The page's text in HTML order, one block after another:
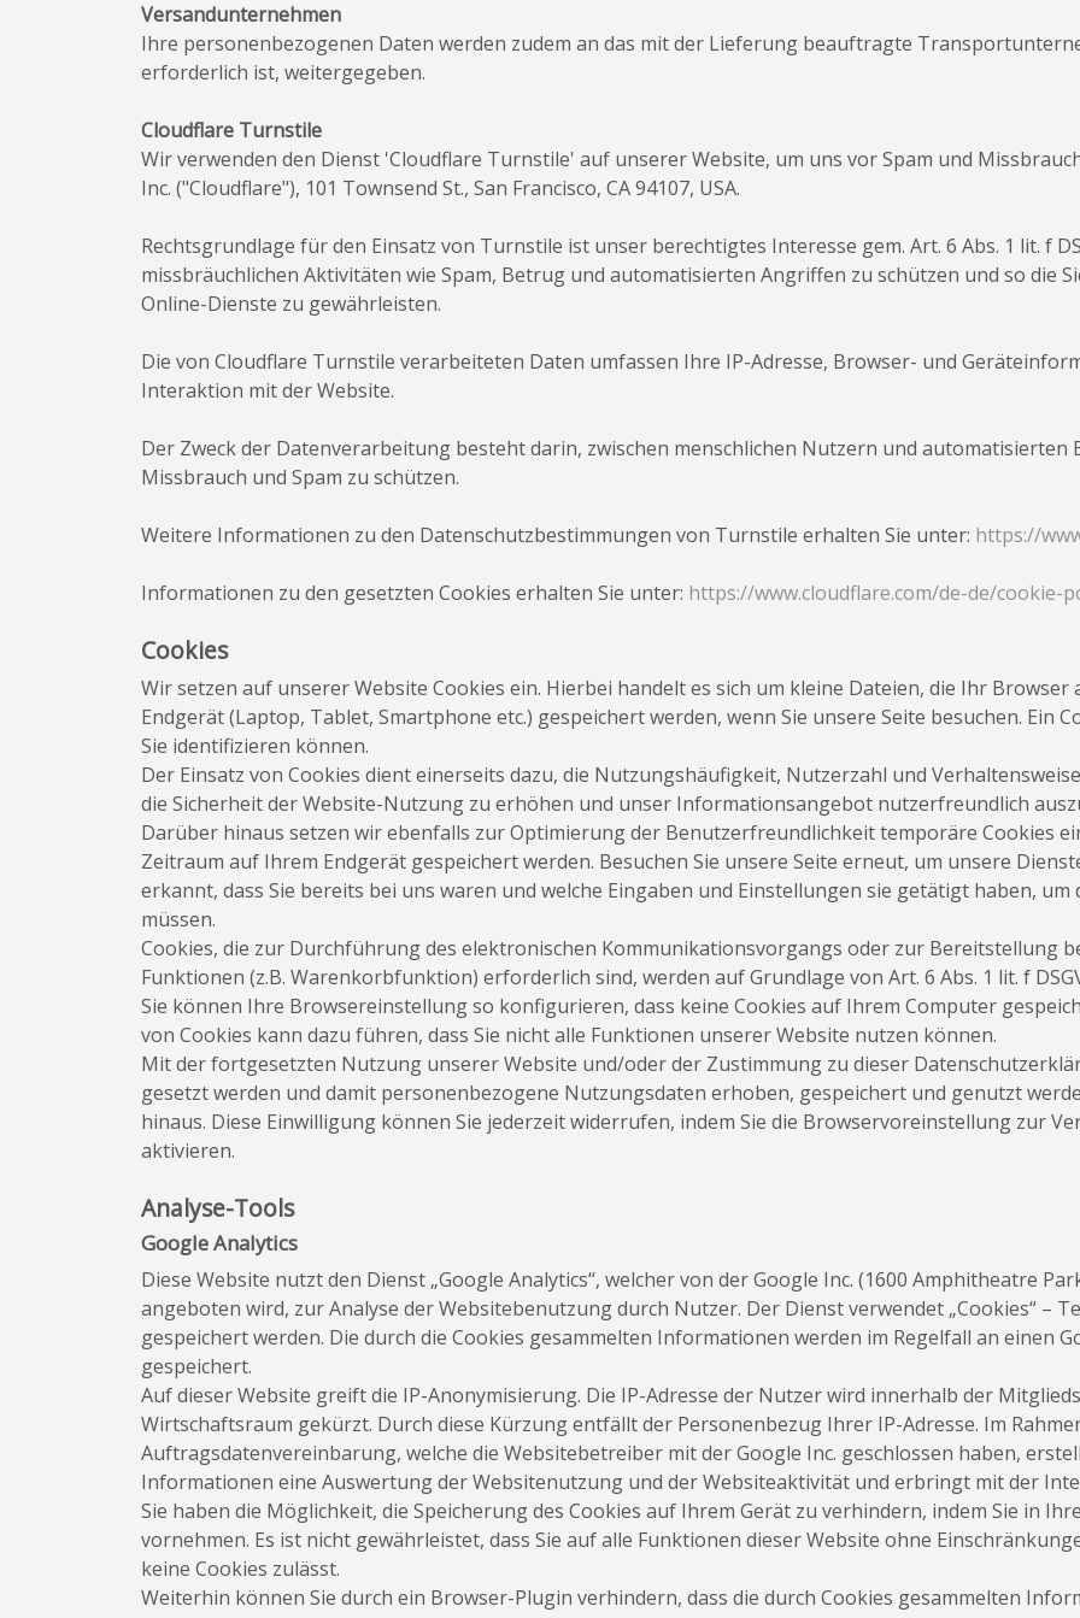
Versandunternehmen
Ihre personenbezogenen Daten werden zudem an das mit der Lieferung beauftragte
erforderlich ist, weitergegeben.
Cloudflare Turnstile
Wir verwenden den Dienst 'Cloudflare Turnstile' auf unserer Website, um uns vor Spam und
Inc. ("Cloudflare"), 101 Townsend St., San Francisco, CA 94107, USA.
Rechtsgrundlage für den Einsatz von Turnstile ist unser berechtigtes Interesse gem. Art. 6 Abs. 1 lit. f
missbräuchlichen Aktivitäten wie Spam, Betrug und automatisierten Angriffen zu schützen und so die
Online-Dienste zu gewährleisten.
Die von Cloudflare Turnstile verarbeiteten Daten umfassen Ihre IP-Adresse, Browser- und
Interaktion mit der Website.
Der Zweck der Datenverarbeitung besteht darin, zwischen menschlichen Nutzern und automatisierten
Missbrauch und Spam zu schützen.
Weitere Informationen zu den Datenschutzbestimmungen von Turnstile erhalten Sie unter: https://
Informationen zu den gesetzten Cookies erhalten Sie unter: https://www.cloudflare.com/de-de/cookie-
Cookies
Wir setzen auf unserer Website Cookies ein. Hierbei handelt es sich um kleine Dateien, die Ihr
Endgerät (Laptop, Tablet, Smartphone etc.) gespeichert werden, wenn Sie unsere Seite besuchen. Ein
Sie identifizieren können.
Der Einsatz von Cookies dient einerseits dazu, die Nutzungshäufigkeit, Nutzerzahl und
die Sicherheit der Website-Nutzung zu erhöhen und unser Informationsangebot nutzerfreundlich
Darüber hinaus setzen wir ebenfalls zur Optimierung der Benutzerfreundlichkeit temporäre Cookies
Zeitraum auf Ihrem Endgerät gespeichert werden. Besuchen Sie unsere Seite erneut, um unsere
erkannt, dass Sie bereits bei uns waren und welche Eingaben und Einstellungen sie getätigt haben,
müssen.
Cookies, die zur Durchführung des elektronischen Kommunikationsvorgangs oder zur Bereitstellung
Funktionen (z.B. Warenkorbfunktion) erforderlich sind, werden auf Grundlage von Art. 6 Abs. 1 lit. f
Sie können Ihre Browsereinstellung so konfigurieren, dass keine Cookies auf Ihrem Computer
von Cookies kann dazu führen, dass Sie nicht alle Funktionen unserer Website nutzen können.
Mit der fortgesetzten Nutzung unserer Website und/oder der Zustimmung zu dieser
gesetzt werden und damit personenbezogene Nutzungsdaten erhoben, gespeichert und genutzt
hinaus. Diese Einwilligung können Sie jederzeit widerrufen, indem Sie die Browservoreinstellung zur
aktivieren.
Analyse-Tools
Google Analytics
Diese Website nutzt den Dienst „Google Analytics“, welcher von der Google Inc. (1600 Amphitheatre
angeboten wird, zur Analyse der Websitebenutzung durch Nutzer. Der Dienst verwendet „Cookies“ –
gespeichert werden. Die durch die Cookies gesammelten Informationen werden im Regelfall an einen
gespeichert.
Auf dieser Website greift die IP-Anonymisierung. Die IP-Adresse der Nutzer wird innerhalb der
Wirtschaftsraum gekürzt. Durch diese Kürzung entfällt der Personenbezug Ihrer IP-Adresse. Im
Auftragsdatenvereinbarung, welche die Websitebetreiber mit der Google Inc. geschlossen haben,
Informationen eine Auswertung der Websitenutzung und der Websiteaktivität und erbringt mit der
Sie haben die Möglichkeit, die Speicherung des Cookies auf Ihrem Gerät zu verhindern, indem Sie in
vornehmen. Es ist nicht gewährleistet, dass Sie auf alle Funktionen dieser Website ohne
keine Cookies zulässt.
Weiterhin können Sie durch ein Browser-Plugin verhindern, dass die durch Cookies gesammelten